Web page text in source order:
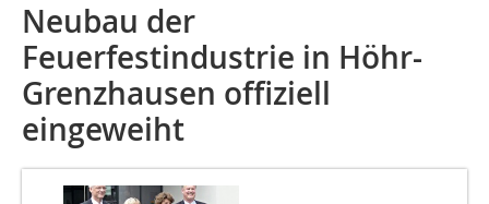
Neubau der
Feuerfestindustrie in Höhr-
Grenzhausen offiziell
eingeweiht